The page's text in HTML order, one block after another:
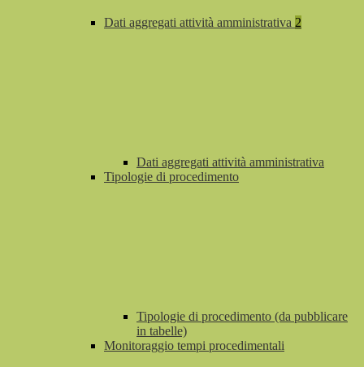
Dati aggregati attività amministrativa 2
Dati aggregati attività amministrativa
Tipologie di procedimento
Tipologie di procedimento (da pubblicare
in tabelle)
Monitoraggio tempi procedimentali